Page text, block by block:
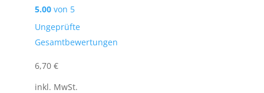
5.00von 5
Ungeprüfte
Gesamtbewertungen
6,70 €
inkl. MwSt.